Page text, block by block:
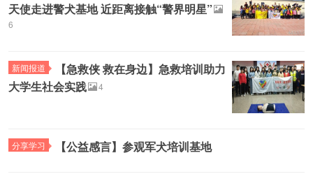
天使走进警犬基地 近距离接触“警界明星”
6
新闻报道
【急救侠 救在身边】急救培训助力
大学生社会实践
4
分享学习 【公益感言】参观军犬培训基地